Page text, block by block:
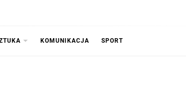
KOMUNIKACJA SPORT